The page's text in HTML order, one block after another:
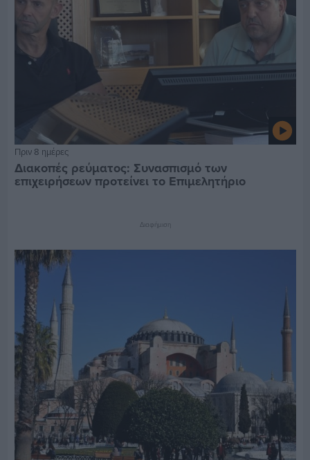
Πριν 8 ημέρες
Διακοπές ρεύματος: Συνασπισμό των
επιχειρήσεων προτείνει το Επιμελητήριο
Διαφήμιση